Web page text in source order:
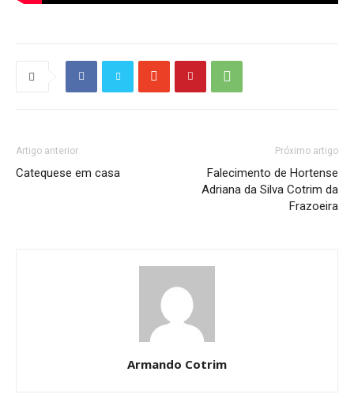
Artigo anterior
Catequese em casa
Próximo artigo
Falecimento de Hortense
Adriana da Silva Cotrim da
Frazoeira
Armando Cotrim